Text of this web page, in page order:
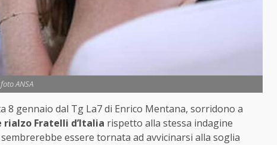
foto ANSA
8 gennaio dal Tg La7 di Enrico Mentana, sorridono a
Fratelli d’Italia rispetto alla stessa indagine
essere tornata ad avvicinarsi alla soglia